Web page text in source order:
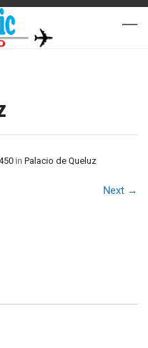
in Palacio de Queluz
Next →